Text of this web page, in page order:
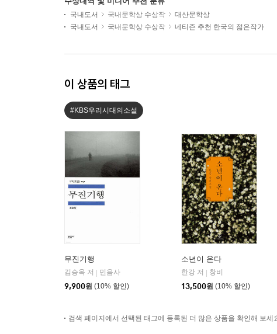
국내도서 국내문학상 수상작
대산문학상
국내도서
국내문학상 수상작 네티즌 추천 한국의 젊은작가
이 상품의 태그
#KBS우리시대의소설
무진기행
김승옥 저
민음사
9,900원 (10% 할인)
소년이 온다
한강 저
창비
13,500원 (10% 할인)
검색 페이지에서 선택된 태그에 등록된 더 많은 상품을 확인해 보세